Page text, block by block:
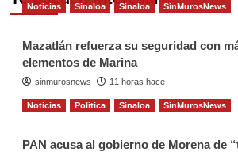
Noticias Sinaloa Sinaloa SinMurosNews
Mazatlán refuerza su seguridad con
elementos de Marina
sinmurosnews 11 horas hace
Noticias Politica Sinaloa SinMurosNews
PAN acusa al gobierno de Morena de